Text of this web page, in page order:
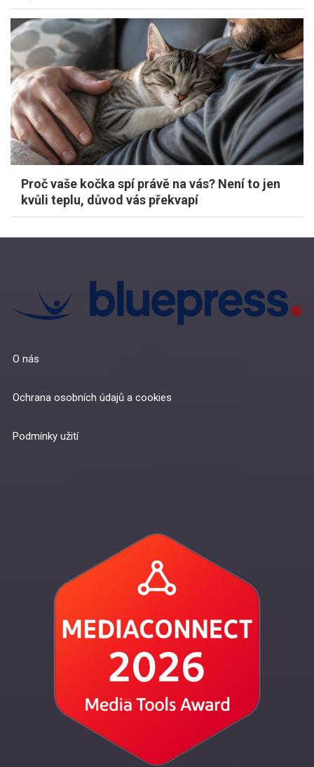
Proč vaše kočka spí právě na vás? Není to jen
kvůli teplu, důvod vás překvapí
O nás
Ochrana osobních údajů a cookies
Podmínky užití